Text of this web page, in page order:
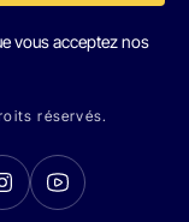
vous acceptez nos
réservés.